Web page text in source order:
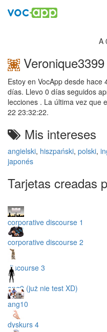
A
Veronique3399
Estoy en VocApp desde hace
días. Llevo 0 días seguidos
lecciones . La última vez que
22 23:32:22.
Mis intereses
angielski, hiszpański, polski,
japonés
Tarjetas creadas
corporative discourse 1
corporative discourse 2
discourse 3
ang9 (już nie test XD)
ang10
dyskurs 4